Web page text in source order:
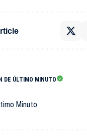
DE ÚLTIMO MINUTO
Minuto